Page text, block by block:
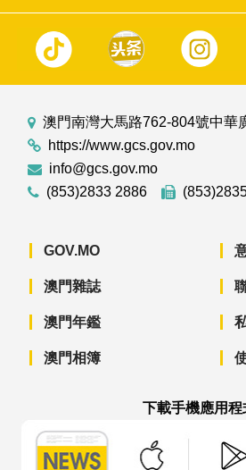
澳門南灣大馬路762-804號中華
https://www.gcs.gov.mo
info@gcs.gov.mo
(853)2833 2886
GOV.MO
澳門雜誌
澳門年鑑
澳門相簿
下載手機應用程